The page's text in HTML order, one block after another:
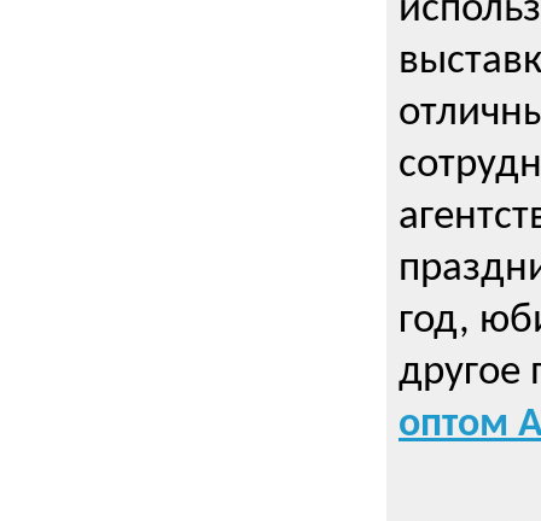
год,
другое
оптом